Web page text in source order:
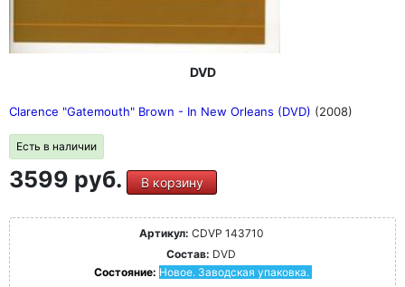
DVD
Clarence "Gatemouth" Brown - In New Orleans (DVD) (2008)
Есть в наличии
3599 руб. В корзину
Артикул: CDVP 143710
Состав: DVD
Состояние: Новое. Заводская упаковка.